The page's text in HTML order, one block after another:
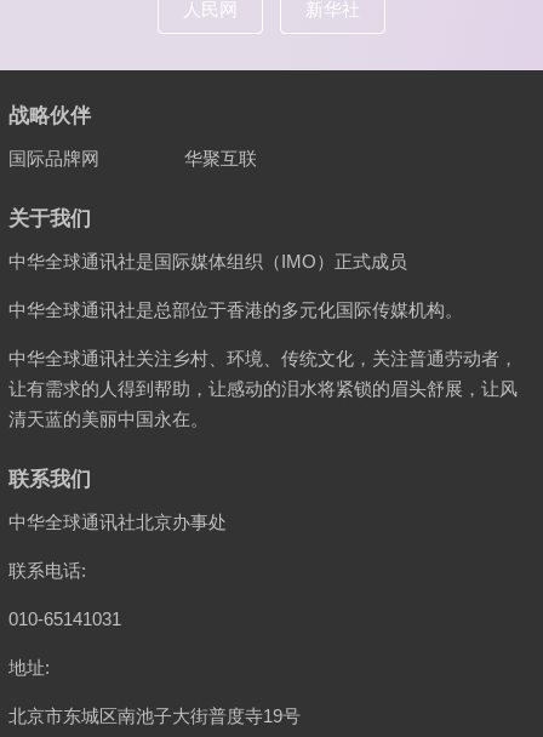
人民网 新华社
战略伙伴
国际品牌网 华聚互联
关于我们
中华全球通讯社是国际媒体组织（IMO）正式成员
中华全球通讯社是总部位于香港的多元化国际传媒机构。
中华全球通讯社关注乡村、环境、传统文化，关注普通劳动者，
让有需求的人得到帮助，让感动的泪水将紧锁的眉头舒展，让风
清天蓝的美丽中国永在。
联系我们
中华全球通讯社北京办事处
联系电话:
010-65141031
地址:
北京市东城区南池子大街普度寺19号